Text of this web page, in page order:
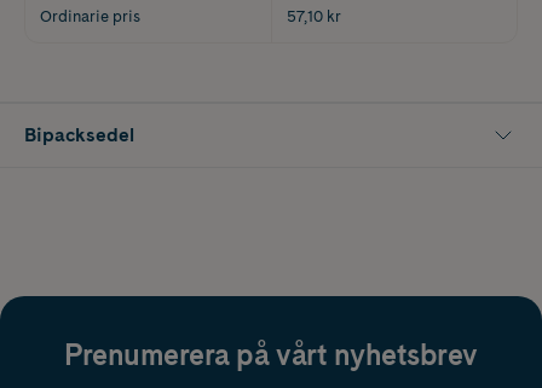
Ordinarie pris 57,10 kr
Bipacksedel
Prenumerera på vårt nyhetsbrev